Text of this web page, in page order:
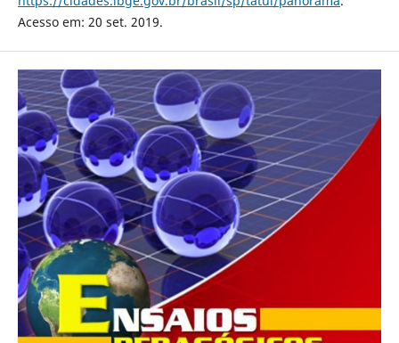
Acesso em: 20 set. 2019.